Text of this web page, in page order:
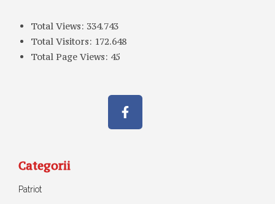
Total Views: 334.743
Total Visitors: 172.648
Total Page Views: 45
Categorii
Patriot